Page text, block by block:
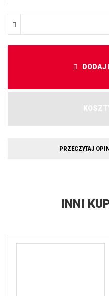
DODAJ
PRZECZYTAJ
INNI